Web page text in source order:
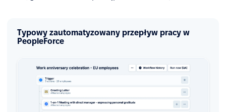
Typowy zautomatyzowany przepływ pracy w
PeopleForce